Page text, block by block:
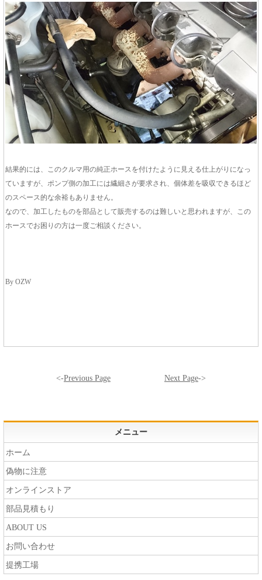
結果的には、このクルマ用の純正ホースを付けたように見える仕上がりになっ
ていますが、ポンプ側の加工には繊細さが要求され、個体差を吸収できるほど
のスペース的な余裕もありません。
なので、加工したものを部品として販売するのは難しいと思われますが、この
ホースでお困りの方は一度ご相談ください。
By OZW
<-Previous Page Next Page->
メニュー
ホーム
偽物に注意
オンラインストア
部品見積もり
ABOUT US
お問い合わせ
提携工場